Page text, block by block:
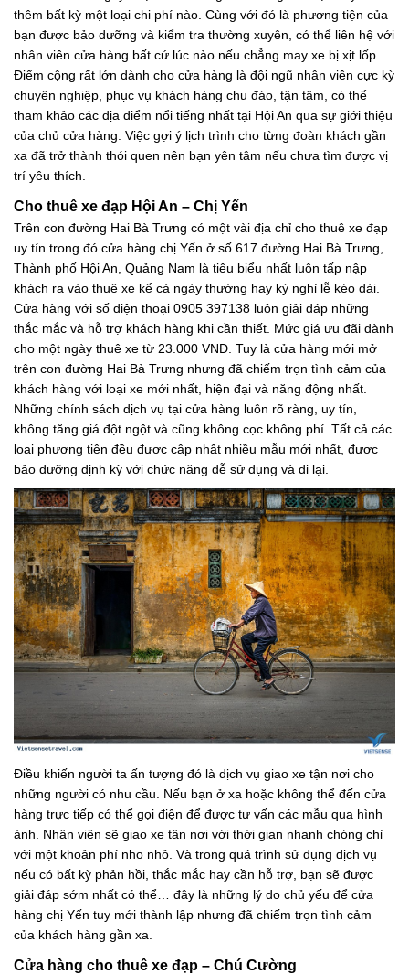
thêm bất kỳ một loại chi phí nào. Cùng với đó là phương tiện của
bạn được bảo dưỡng và kiểm tra thường xuyên, có thể liên hệ với
nhân viên cửa hàng bất cứ lúc nào nếu chẳng may xe bị xịt lốp.
Điểm cộng rất lớn dành cho cửa hàng là đội ngũ nhân viên cực kỳ
chuyên nghiệp, phục vụ khách hàng chu đáo, tận tâm, có thể
tham khảo các địa điểm nổi tiếng nhất tại Hội An qua sự giới thiệu
của chủ cửa hàng. Việc gợi ý lịch trình cho từng đoàn khách gần
xa đã trở thành thói quen nên bạn yên tâm nếu chưa tìm được vị
trí yêu thích.
Cho thuê xe đạp Hội An – Chị Yến
Trên con đường Hai Bà Trưng có một vài địa chỉ cho thuê xe đạp
uy tín trong đó cửa hàng chị Yến ở số 617 đường Hai Bà Trưng,
Thành phố Hội An, Quảng Nam là tiêu biểu nhất luôn tấp nập
khách ra vào thuê xe kể cả ngày thường hay kỳ nghỉ lễ kéo dài.
Cửa hàng với số điện thoại 0905 397138 luôn giải đáp những
thắc mắc và hỗ trợ khách hàng khi cần thiết. Mức giá ưu đãi dành
cho một ngày thuê xe từ 23.000 VNĐ. Tuy là cửa hàng mới mở
trên con đường Hai Bà Trưng nhưng đã chiếm trọn tình cảm của
khách hàng với loại xe mới nhất, hiện đại và năng động nhất.
Những chính sách dịch vụ tại cửa hàng luôn rõ ràng, uy tín,
không tăng giá đột ngột và cũng không cọc không phí. Tất cả các
loại phương tiện đều được cập nhật nhiều mẫu mới nhất, được
bảo dưỡng định kỳ với chức năng dễ sử dụng và đi lại.
Điều khiến người ta ấn tượng đó là dịch vụ giao xe tận nơi cho
những người có nhu cầu. Nếu bạn ở xa hoặc không thể đến cửa
hàng trực tiếp có thể gọi điện để được tư vấn các mẫu qua hình
ảnh. Nhân viên sẽ giao xe tận nơi với thời gian nhanh chóng chỉ
với một khoản phí nho nhỏ. Và trong quá trình sử dụng dịch vụ
nếu có bất kỳ phản hồi, thắc mắc hay cần hỗ trợ, bạn sẽ được
giải đáp sớm nhất có thể… đây là những lý do chủ yếu để cửa
hàng chị Yến tuy mới thành lập nhưng đã chiếm trọn tình cảm
của khách hàng gần xa.
Cửa hàng cho thuê xe đạp – Chú Cường